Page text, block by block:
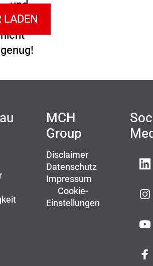
LADEN
MCH
Group
Disclaimer
Datenschutz
Impressum
Cookie-
Einstellungen